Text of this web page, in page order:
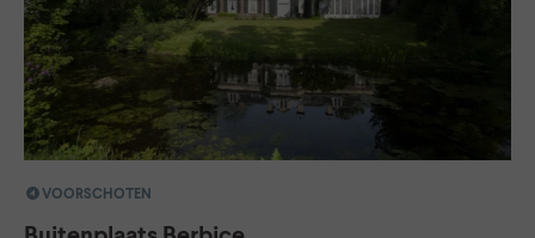
VOORSCHOTEN